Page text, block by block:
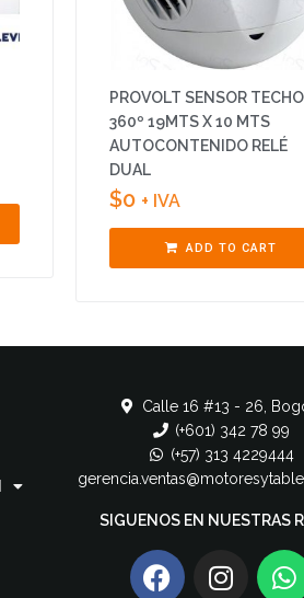
PROVOLT SENSOR
360º 19MTS X 10 MTS
AUTOCONTENIDO RELÉ
DUAL
$0 + IVA
ADD TO CART
Calle 16 #13 - 26,
(+601) 342 78 99
(+57) 313 4229444
SIGUENOS EN NUESTRAS